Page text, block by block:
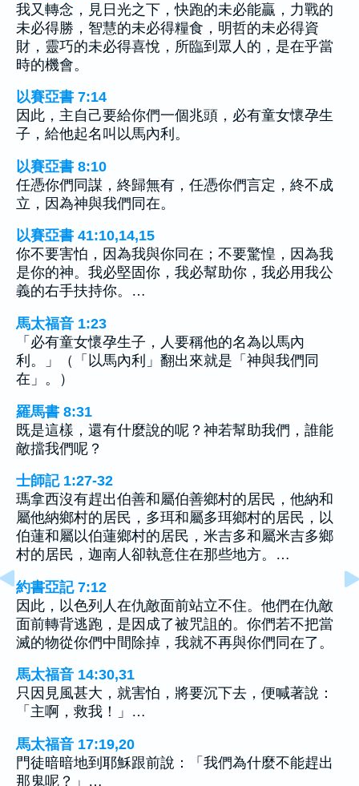
我又轉念，見日光之下，快跑的未必能贏，力戰的
未必得勝，智慧的未必得糧食，明哲的未必得資
財，靈巧的未必得喜悅，所臨到眾人的，是在乎當
時的機會。
以賽亞書 7:14
因此，主自己要給你們一個兆頭，必有童女懷孕生
子，給他起名叫以馬內利。
以賽亞書 8:10
任憑你們同謀，終歸無有，任憑你們言定，終不成
立，因為神與我們同在。
以賽亞書 41:10,14,15
你不要害怕，因為我與你同在；不要驚惶，因為我
是你的神。我必堅固你，我必幫助你，我必用我公
義的右手扶持你。…
馬太福音 1:23
「必有童女懷孕生子，人要稱他的名為以馬內
利。」（「以馬內利」翻出來就是「神與我們同
在」。）
羅馬書 8:31
既是這樣，還有什麼說的呢？神若幫助我們，誰能
敵擋我們呢？
士師記 1:27-32
瑪拿西沒有趕出伯善和屬伯善鄉村的居民，他納和
屬他納鄉村的居民，多珥和屬多珥鄉村的居民，以
伯蓮和屬以伯蓮鄉村的居民，米吉多和屬米吉多鄉
村的居民，迦南人卻執意住在那些地方。…
約書亞記 7:12
因此，以色列人在仇敵面前站立不住。他們在仇敵
面前轉背逃跑，是因成了被咒詛的。你們若不把當
滅的物從你們中間除掉，我就不再與你們同在了。
馬太福音 14:30,31
只因見風甚大，就害怕，將要沉下去，便喊著說：
「主啊，救我！」…
馬太福音 17:19,20
門徒暗暗地到耶穌跟前說：「我們為什麼不能趕出
那鬼呢？」…